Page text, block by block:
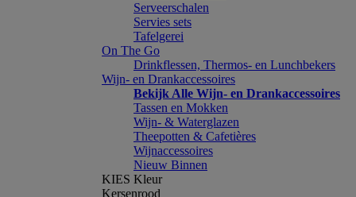
Serveerschalen
Servies sets
Tafelgerei
On The Go
Drinkflessen, Thermos- en Lunchbekers
Wijn- en Drankaccessoires
Bekijk Alle Wijn- en Drankaccessoires
Tassen en Mokken
Wijn- & Waterglazen
Theepotten & Cafetières
Wijnaccessoires
Nieuw Binnen
KIES Kleur
Kersenrood